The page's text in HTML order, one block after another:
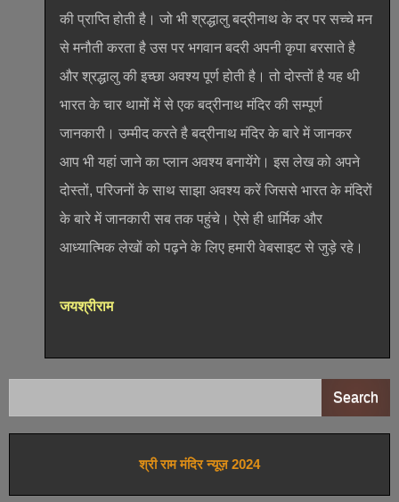
की प्राप्ति होती है। जो भी श्रद्धालु बद्रीनाथ के दर पर सच्चे मन
से मनौती करता है उस पर भगवान बदरी अपनी कृपा बरसाते है
और श्रद्धालु की इच्छा अवश्य पूर्ण होती है। तो दोस्तों है यह थी
भारत के चार थामों में से एक बद्रीनाथ मंदिर की सम्पूर्ण
जानकारी। उम्मीद करते है बद्रीनाथ मंदिर के बारे में जानकर
आप भी यहां जाने का प्लान अवश्य बनायेंगे। इस लेख को अपने
दोस्तों, परिजनों के साथ साझा अवश्य करें जिससे भारत के मंदिरों
के बारे में जानकारी सब तक पहुंचे। ऐसे ही धार्मिक और
आध्यात्मिक लेखों को पढ़ने के लिए हमारी वेबसाइट से जुड़े रहे।
जयश्रीराम
Search
श्री राम मंदिर न्यूज़ 2024